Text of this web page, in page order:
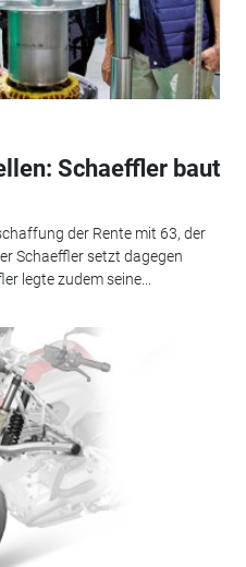
Schaeffler baut
der Rente mit 63, der
Schaeffler setzt dagegen
legte zudem seine...